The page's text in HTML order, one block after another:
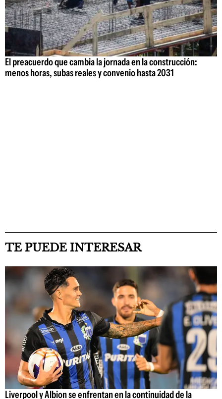
El preacuerdo que cambia la jornada en la construcción:
menos horas, subas reales y convenio hasta 2031
TE PUEDE INTERESAR
Liverpool y Albion se enfrentan en la continuidad de la